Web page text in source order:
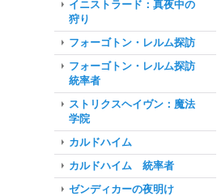
イニストラード：真夜中の
狩り
フォーゴトン・レルム探訪
フォーゴトン・レルム探訪
統率者
ストリクスヘイヴン：魔法
学院
カルドハイム
カルドハイム 統率者
ゼンディカーの夜明け